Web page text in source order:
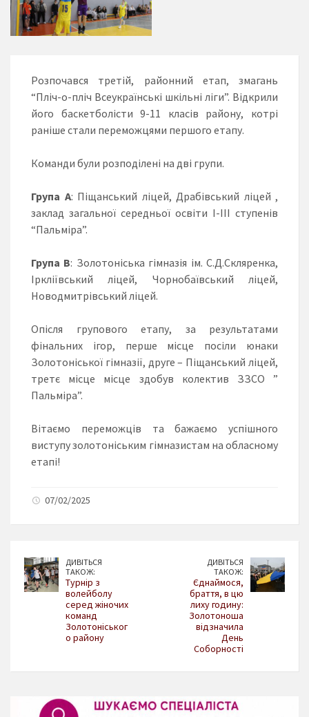
Розпочався третій, районний етап, змагань
“Пліч-о-пліч Всеукраїнські шкільні ліги”. Відкрили
його баскетболісти 9-11 класів району, котрі
раніше стали переможцями першого етапу.
Команди були розподілені на дві групи.
Група А: Піщанський ліцей, Драбівський ліцей ,
заклад загальної середньої освіти І-ІІІ ступенів
“Пальміра”.
Група B: Золотоніська гімназія ім. С.Д.Скляренка,
Іркліївський ліцей, Чорнобаївський ліцей,
Новодмитрівський ліцей.
Опісля групового етапу, за результатами
фінальних ігор, перше місце посіли юнаки
Золотоніської гімназії, друге – Піщанський ліцей,
третє місце місце здобув колектив ЗЗСО ”
Пальміра”.
Вітаємо переможців та бажаємо успішного
виступу золотоніським гімназистам на обласному
етапі!
07/02/2025
ДИВІТЬСЯ
ТАКОЖ:
Турнір з
волейболу
серед жіночих
команд
Золотоніськог
о району
ДИВІТЬСЯ
ТАКОЖ:
Єднаймося,
браття, в цю
лиху годину:
Золотоноша
відзначила
День
Соборності